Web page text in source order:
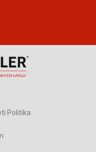
Politika